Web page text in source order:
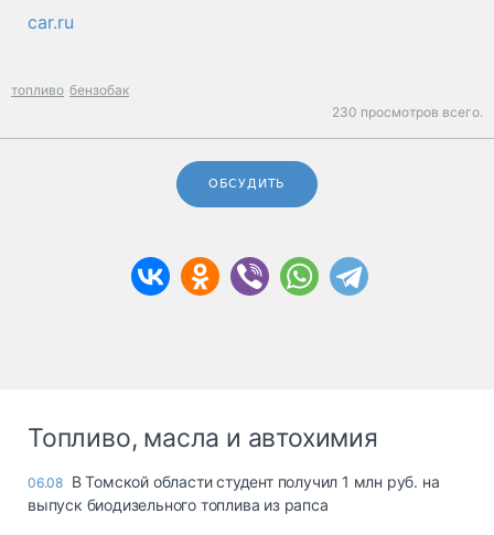
car.ru
топливо бензобак
230 просмотров всего.
ОБСУДИТЬ
Топливо, масла и автохимия
06.08 В Томской области студент получил 1 млн руб. на
выпуск биодизельного топлива из рапса